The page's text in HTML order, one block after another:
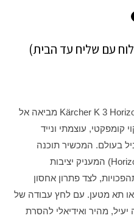
עם שליח עד הבית)
מכונת השטיפה בלחץ הגבוה Kärcher K 3 Horizontal מביאה אל
קומפקטי, עוצמתי ונייד
בעולם. המכשיר תוכנה
במבנה אופקי ייחודי (Horizontal Design) המעניק יציבות
לצד פתרון אחסון
תא מטען. עם לחץ עבודה של
יעיל, מהיר ואידיאלי להסרת